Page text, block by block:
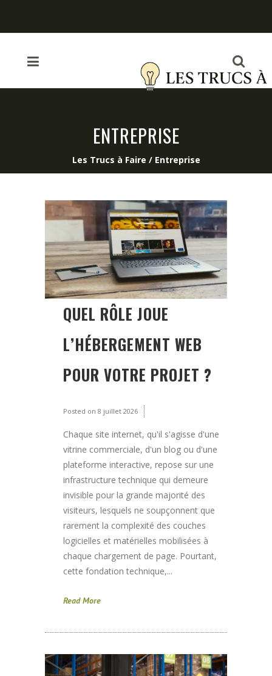
ENTREPRISE
Les Trucs à Faire / Entreprise
QUEL RÔLE JOUE
L’HÉBERGEMENT WEB
POUR VOTRE PROJET ?
Posted on 8 juillet 2026
Chaque site internet, qu'il s'agisse d'une
vitrine commerciale, d'un blog ou d'une
plateforme interactive, repose sur une
infrastructure technique qui demeure
invisible pour la grande majorité des
visiteurs, lesquels ne soupçonnent que
rarement la complexité des couches
logicielles et matérielles mobilisées à
chaque chargement de page. Pourtant,
cette fondation technique,...
Read More